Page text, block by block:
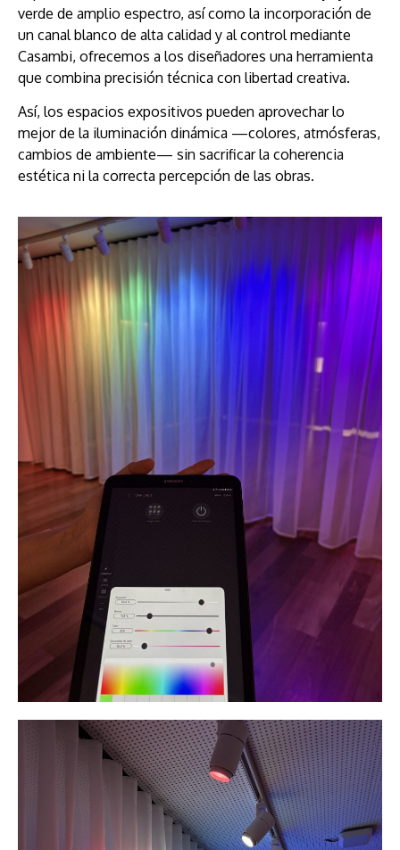
verde de amplio espectro, así como la incorporación de
un canal blanco de alta calidad y al control mediante
Casambi, ofrecemos a los diseñadores una herramienta
que combina precisión técnica con libertad creativa.
Así, los espacios expositivos pueden aprovechar lo
mejor de la iluminación dinámica —colores, atmósferas,
cambios de ambiente— sin sacrificar la coherencia
estética ni la correcta percepción de las obras.